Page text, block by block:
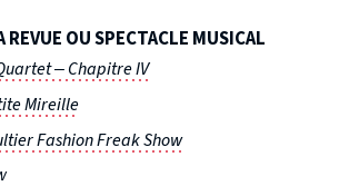
REVUE OU SPECTACLE MUSICAL
– Chapitre IV
Mireille
Fashion Freak Show